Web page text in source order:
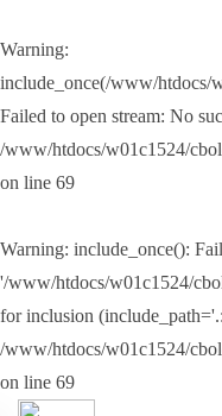
Warning:
include_once(/www/htdocs/
Failed to open stream: No
/www/htdocs/w01c1524/
on line 69
Warning: include_once():
'/www/htdocs/w01c1524/
for inclusion
/www/htdocs/w01c1524/
on line 69
Přejít na hlavní obsah